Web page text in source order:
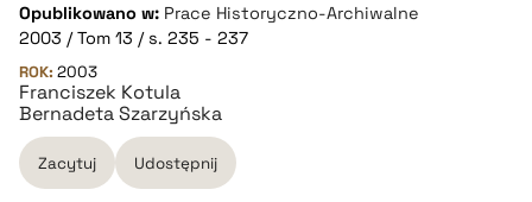
pobierz cytat
BIBTEX
pobierz cytat
Opublikowano w: Prace Historyczno-Archiwalne
2003 / Tom 13 / s. 235 - 237
ROK: 2003
Franciszek Kotula
Bernadeta Szarzyńska
Zacytuj Udostępnij